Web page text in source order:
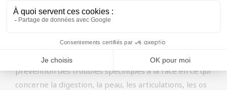
canneberges ont un effet bénéfique sur la digestion et
procurent une sensation de satiété plus longue.
La canneberge est ajoutée à nos aliments pour chiens
parce qu’elle pourrait contribuer positivement à la
prévention des troubles spécifiques à la race en ce qui
concerne la digestion, la peau, les articulations, les os